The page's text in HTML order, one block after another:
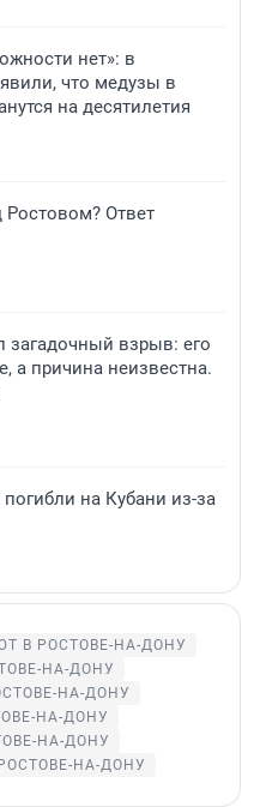
нет»: в
что медузы в
на десятилетия
Ростовом? Ответ
загадочный взрыв: его
а причина неизвестна.
на Кубани из-за
В РОСТОВЕ-НА-ДОНУ
НА-ДОНУ
НА-ДОНУ
НА-ДОНУ
НА-ДОНУ
НА-ДОНУ